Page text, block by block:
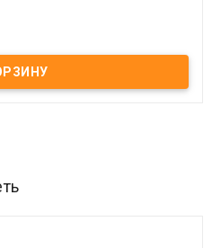
Vele евро.